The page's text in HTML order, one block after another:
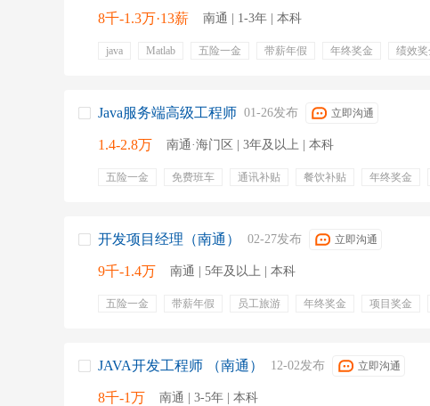
8千-1.3万·13薪 南通 | 1-3年 | 本科
java Matlab 五险一金 带薪年假 年终奖金 绩效奖
Java服务端高级工程师 01-26发布 立即沟通
1.4-2.8万 南通·海门区 | 3年及以上 | 本科
五险一金 免费班车 通讯补贴 餐饮补贴 年终奖金
开发项目经理（南通） 02-27发布 立即沟通
9千-1.4万 南通 | 5年及以上 | 本科
五险一金 带薪年假 员工旅游 年终奖金 项目奖金
JAVA开发工程师 （南通） 12-02发布 立即沟通
8千-1万 南通 | 3-5年 | 本科